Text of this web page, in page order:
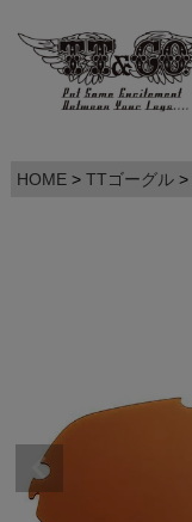
HOME TTゴーグル